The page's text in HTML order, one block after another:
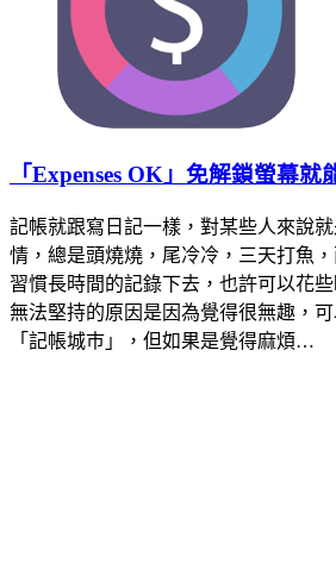
「Expenses OK」免解鎖螢幕就
記帳就跟寫日記一樣，對某些人來說
情，總是頭燒燒，尾冷冷，三天打魚
習慣長時間的記錄下去，也許可以花
無法堅持的原因是因為覺得很無趣，
「記帳城巿」，但如果是覺得麻煩…